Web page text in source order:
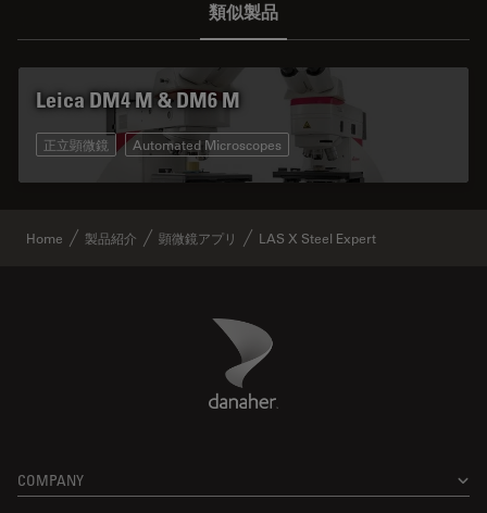
類似製品
Leica DM4 M & DM6 M
正立顕微鏡 Automated Microscopes
Home 製品紹介 顕微鏡アプリ LAS X Steel Expert
Danaher Logo
COMPANY